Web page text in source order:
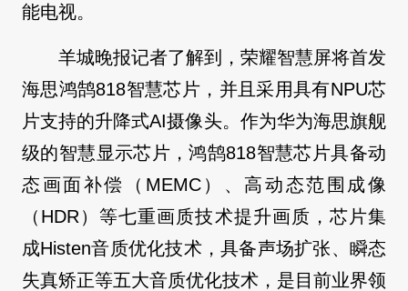
能电视。
羊城晚报记者了解到，荣耀智慧屏将首发
海思鸿鹄818智慧芯片，并且采用具有NPU芯
片支持的升降式AI摄像头。作为华为海思旗舰
级的智慧显示芯片，鸿鹄818智慧芯片具备动
态画面补偿（MEMC）、高动态范围成像
（HDR）等七重画质技术提升画质，芯片集
成Histen音质优化技术，具备声场扩张、瞬态
失真矫正等五大音质优化技术，是目前业界领